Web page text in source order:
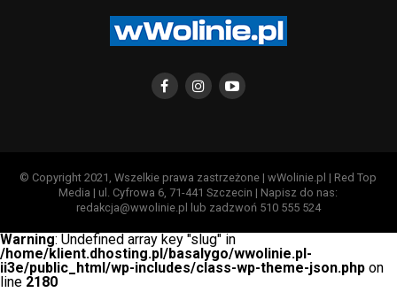
© Copyright 2021, Wszelkie prawa zastrzeżone | wWolinie.pl | Red Top
Media | ul. Cyfrowa 6, 71-441 Szczecin | Napisz do nas:
redakcja@wwolinie.pl lub zadzwoń 510 555 524
Warning: Undefined array key "slug" in
/home/klient.dhosting.pl/basalygo/wwolinie.pl-
ii3e/public_html/wp-includes/class-wp-theme-json.php on
line 2180